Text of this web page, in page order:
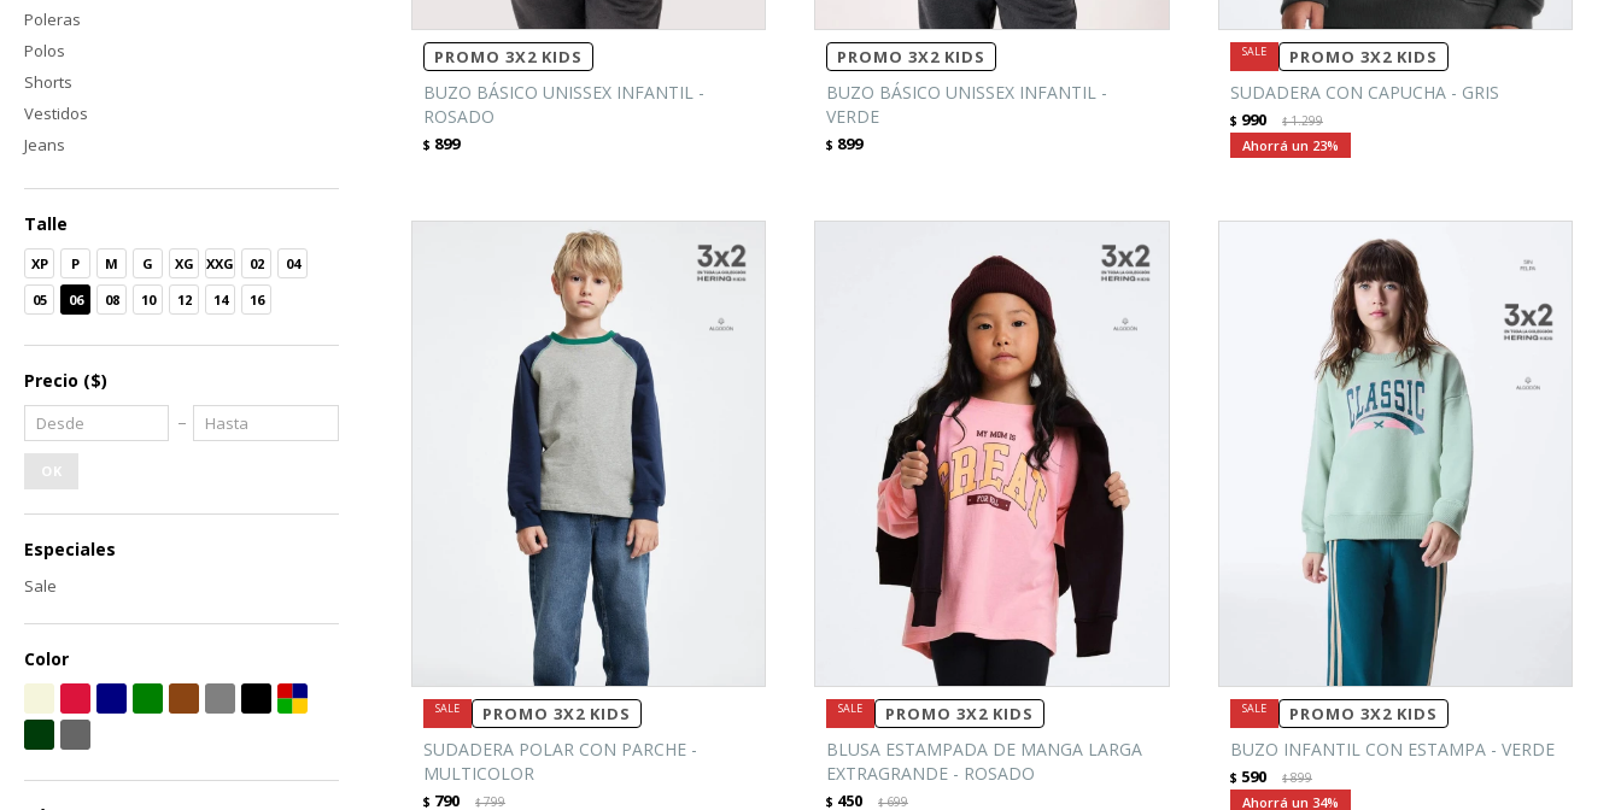
PROMO 3X2 KIDS
BUZO BÁSICO UNISSEX INFANTIL -
ROSADO
$ 899
PROMO 3X2 KIDS
BUZO BÁSICO UNISSEX INFANTIL -
VERDE
$ 899
PROMO 3X2 KIDS
SUDADERA CON CAPUCHA - GRIS
$ 990 $1.299
23
PROMO 3X2 KIDS
SUDADERA POLAR CON PARCHE -
MULTICOLOR
$ 790 $799
PROMO 3X2 KIDS
BLUSA ESTAMPADA DE MANGA LARGA
EXTRAGRANDE - ROSADO
$ 450 $699
PROMO 3X2 KIDS
BUZO INFANTIL CON ESTAMPA - VERDE
$ 590 $899
34
Poleras
Polos
Shorts
Vestidos
Jeans
Talle
XP P M G XG XXG 02
04
05
06 08 10 12 14 16
Precio ($)
OK
Especiales
Sale
Color